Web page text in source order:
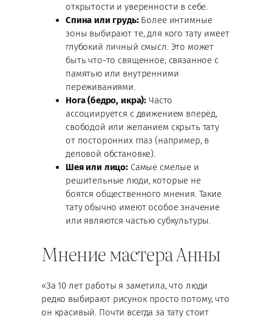
открытости и уверенности в себе.
Спина или грудь:Более интимные
зоны выбирают те, для кого тату имеет
глубокий личный смысл. Это может
быть что-то священное, связанное с
памятью или внутренними
переживаниями.
Нога (бедро, икра): Часто
ассоциируется с движением вперёд,
свободой или желанием скрыть тату
от посторонних глаз (например, в
деловой обстановке).
Шея или лицо: Самые смелые и
решительные люди, которые не
боятся общественного мнения. Такие
тату обычно имеют особое значение
или являются частью субкультуры.
Мнение мастера Анны
«За 10 лет работы я заметила, что люди
редко выбирают рисунок просто потому, что
он красивый. Почти всегда за тату стоит